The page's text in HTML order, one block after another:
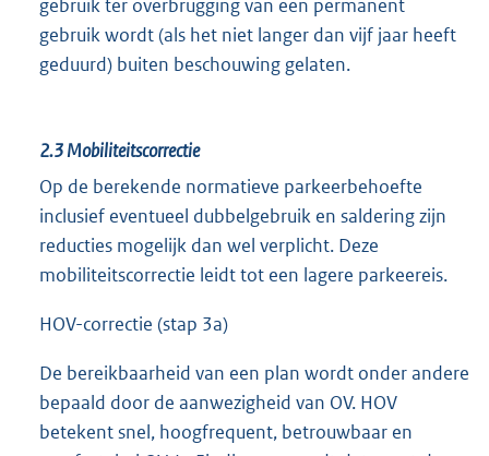
gebruik ter overbrugging van een permanent
gebruik wordt (als het niet langer dan vijf jaar heeft
geduurd) buiten beschouwing gelaten.
2.3Mobiliteitscorrectie
Op de berekende normatieve parkeerbehoefte
inclusief eventueel dubbelgebruik en saldering zijn
reducties mogelijk dan wel verplicht. Deze
mobiliteitscorrectie leidt tot een lagere parkeereis.
HOV-correctie (stap 3a)
De bereikbaarheid van een plan wordt onder andere
bepaald door de aanwezigheid van OV. HOV
betekent snel, hoogfrequent, betrouwbaar en